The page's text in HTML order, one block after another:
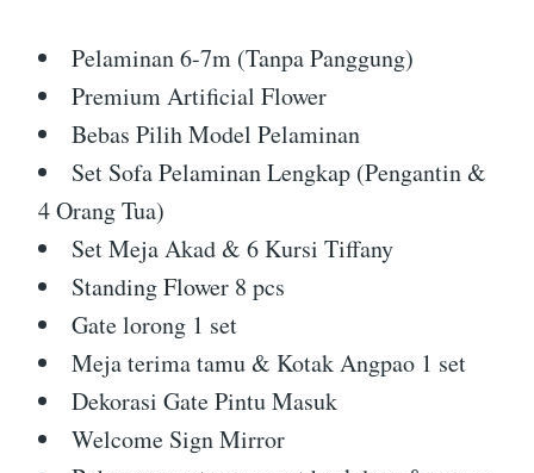
Pelaminan 6-7m (Tanpa Panggung)
Premium Artificial Flower
Bebas Pilih Model Pelaminan
Set Sofa Pelaminan Lengkap (Pengantin &
4 Orang Tua)
Set Meja Akad & 6 Kursi Tiffany
Standing Flower 8 pcs
Gate lorong 1 set
Meja terima tamu & Kotak Angpao 1 set
Dekorasi Gate Pintu Masuk
Welcome Sign Mirror